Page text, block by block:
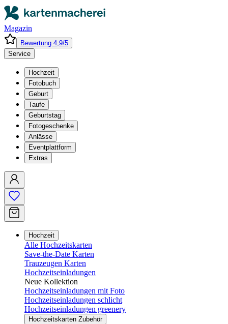
Magazin
Bewertung 4,9/5
Service
Hochzeit
Fotobuch
Geburt
Taufe
Geburtstag
Fotogeschenke
Anlässe
Eventplattform
Extras
Hochzeit
Alle Hochzeitskarten
Save-the-Date Karten
Trauzeugen Karten
Hochzeitseinladungen
Neue Kollektion
Hochzeitseinladungen mit Foto
Hochzeitseinladungen schlicht
Hochzeitseinladungen greenery
Hochzeitskarten Zubehör